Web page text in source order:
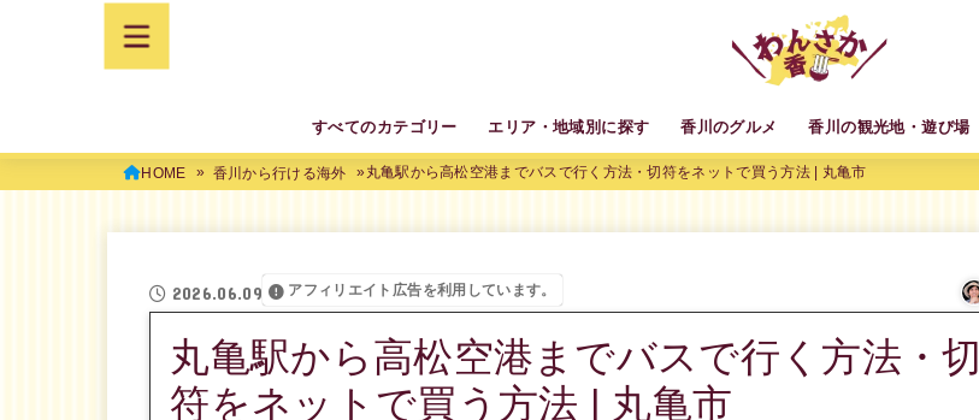
すべてのカテゴリー エリア・地域別に探す 香川のグルメ 香川の観光地・遊び場
HOME 香川から行ける海外 丸亀駅から高松空港までバスで行く方法・切符をネットで買う方法 | 丸亀市
2026.06.09 アフィリエイト広告を利用しています。
丸亀駅から高松空港までバスで行く方法・切
符をネットで買う方法 | 丸亀市